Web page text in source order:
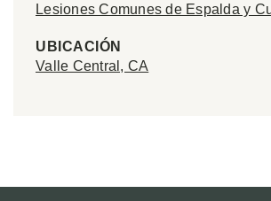
Lesiones Comunes de Espalda y
UBICACIÓN
Valle Central, CA